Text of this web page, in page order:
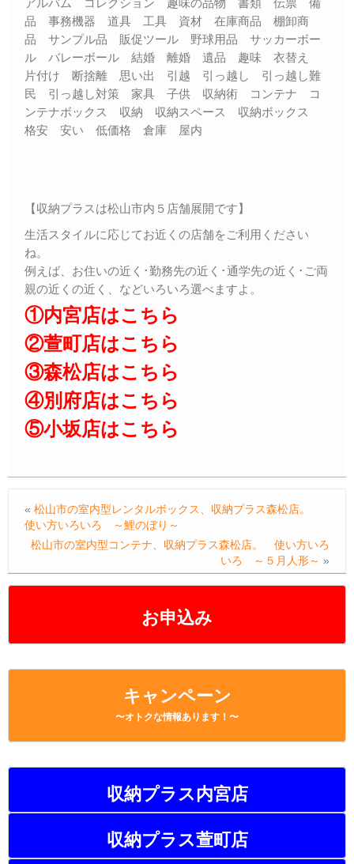
お申込み
キャンペーン
〜オトクな情報あります！〜
収納プラス内宮店
収納プラス萱町店
品 事務機器 道具 工具 資材 在庫商品 棚卸商
品 サンプル品 販促ツール 野球用品 サッカーボー
ル バレーボール 結婚 離婚 遺品 趣味 衣替え
片付け 断捨離 思い出 引越 引っ越し 引っ越し難
民 引っ越し対策 家具 子供 収納術 コンテナ コ
ンテナボックス 収納 収納スペース 収納ボックス
格安 安い 低価格 倉庫 屋内
【収納プラスは松山市内５店舗展開です】
生活スタイルに応じてお近くの店舗をご利用ください
ね。
例えば、お住いの近く･勤務先の近く･通学先の近く･ご両
親の近くの近く、などいろいろ選べますよ。
①内宮店はこちら
②萱町店はこちら
③森松店はこちら
④別府店はこちら
⑤小坂店はこちら
« 松山市の室内型レンタルボックス、収納プラス森松店。
使い方いろいろ ～鯉のぼり～
松山市の室内型コンテナ、収納プラス森松店。 使い方いろ
いろ ～５月人形～ »